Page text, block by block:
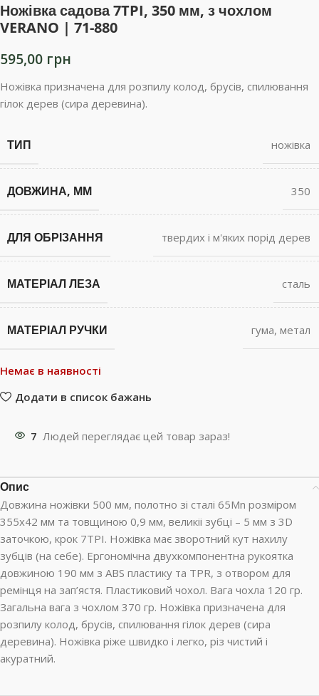
Ножівка садова 7TPI, 350 мм, з чохлом
VERANO | 71-880
595,00 грн
Ножівка призначена для розпилу колод, брусів, спилювання
гілок дерев (сира деревина).
ТИП ножівка
ДОВЖИНА, ММ 350
ДЛЯ ОБРІЗАННЯ твердих і м'яких порід дерев
МАТЕРІАЛ ЛЕЗА сталь
МАТЕРІАЛ РУЧКИ гума, метал
Немає в наявності
Додати в список бажань
7 Людей переглядає цей товар зараз!
Опис
Довжина ножівки 500 мм, полотно зі сталі 65Mn розміром
355х42 мм та товщиною 0,9 мм, великіі зубці – 5 мм з 3D
заточкою, крок 7TPI. Ножівка має зворотний кут нахилу
зубців (на себе). Ергономічна двухкомпонентна рукоятка
довжиною 190 мм з ABS пластику та TPR, з отвором для
ремінця на зап’ястя. Пластиковий чохол. Вага чохла 120 гр.
Загальна вага з чохлом 370 гр. Ножівка призначена для
розпилу колод, брусів, спилювання гілок дерев (сира
деревина). Ножівка ріже швидко і легко, різ чистий і
акуратний.